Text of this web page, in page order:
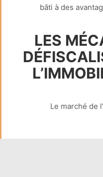
bâti à des
LES
Le marché de